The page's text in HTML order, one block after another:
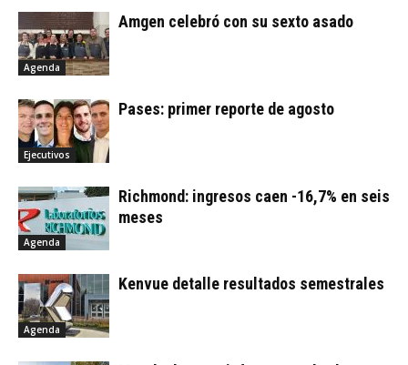
Agenda
Amgen celebró con su sexto asado
Ejecutivos
Pases: primer reporte de agosto
Agenda
Richmond: ingresos caen -16,7% en seis
meses
Agenda
Kenvue detalle resultados semestrales